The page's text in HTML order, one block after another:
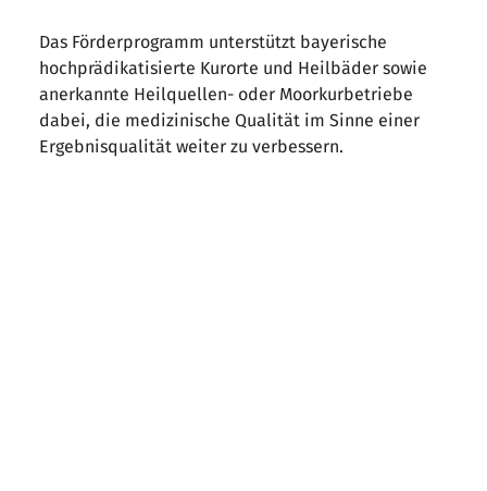
Das Förderprogramm unterstützt bayerische
hochprädikatisierte Kurorte und Heilbäder sowie
anerkannte Heilquellen- oder Moorkurbetriebe
dabei, die medizinische Qualität im Sinne einer
Ergebnisqualität weiter zu verbessern.